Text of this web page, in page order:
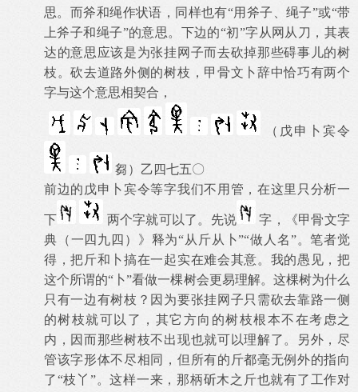
思。而斧和绳作状语，同样也有“用斧子、绳子”或“带
上斧子和绳子”的意思。下边的“初”字从网从刀，其表
达的意思应该是为张挂网子而去砍掉那些碍事儿的树
枝。砍去道路外侧的树枝，甲骨文卜辞中恰巧有两个
字与这个意思相契合，
（戊申卜宾令
芻）乙四七五〇
前边的戊申卜宾令等字我们不用管，在这里只分析一
下 两个字就可以了。先说
字，《甲骨文字
典（一四九四）》释为“从斤从卜”“做人名”。笔者觉
得，把斤和卜搞在一起实在难会其意。我的愚见，把
这个所谓的“卜”看做一棵树会更易理解。这棵树为什么
只有一边有树枝？因为要张挂网子只需砍去靠路一侧
的树枝就可以了，其它方向的树枝根本不在考虑之
内，因而那些树枝不出现也就可以理解了。另外，尽
管该字形体不尽相同，但所有的斤都毫无例外的指向
了“枝丫”。这样一来，那柄斫木之斤也就有了工作对